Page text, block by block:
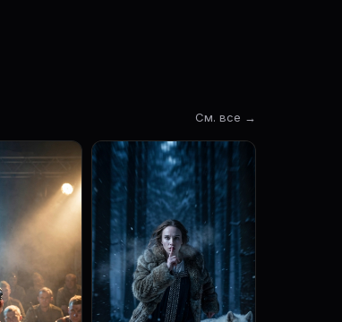
См. все →